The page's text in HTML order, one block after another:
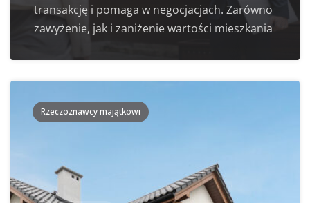
transakcję i pomaga w negocjacjach. Zarówno
zawyżenie, jak i zaniżenie wartości mieszkania
Rzeczoznawcy majątkowi